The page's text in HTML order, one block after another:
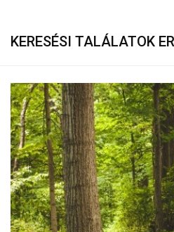
KERESÉSI TALÁLATOK